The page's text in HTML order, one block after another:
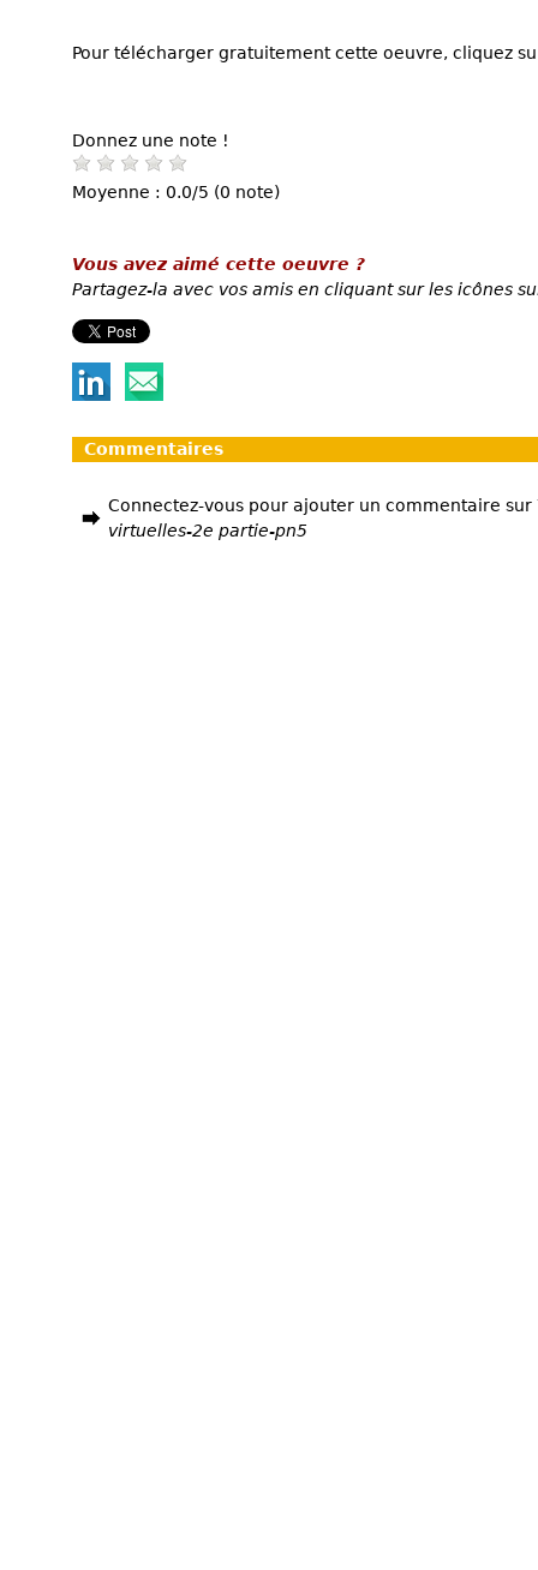
Pour télécharger gratuitement cette oeuvre, cliquez
Donnez une note !
Moyenne : 0.0/5 (0 note)
Vous avez aimé cette oeuvre ?
Partagez-la avec vos amis en cliquant sur les icônes
Commentaires
Connectez-vous pour ajouter un commentaire sur
virtuelles-2e partie-pn5